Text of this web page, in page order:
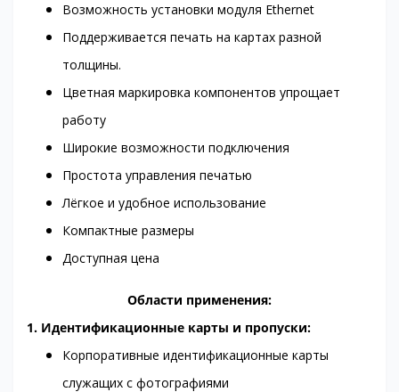
Возможность установки модуля Ethernet
Поддерживается печать на картах разной
толщины.
Цветная маркировка компонентов упрощает
работу
Широкие возможности подключения
Простота управления печатью
Лёгкое и удобное использование
Компактные размеры
Доступная цена
Области применения:
1. Идентификационные карты и пропуски:
Корпоративные идентификационные карты
служащих с фотографиями